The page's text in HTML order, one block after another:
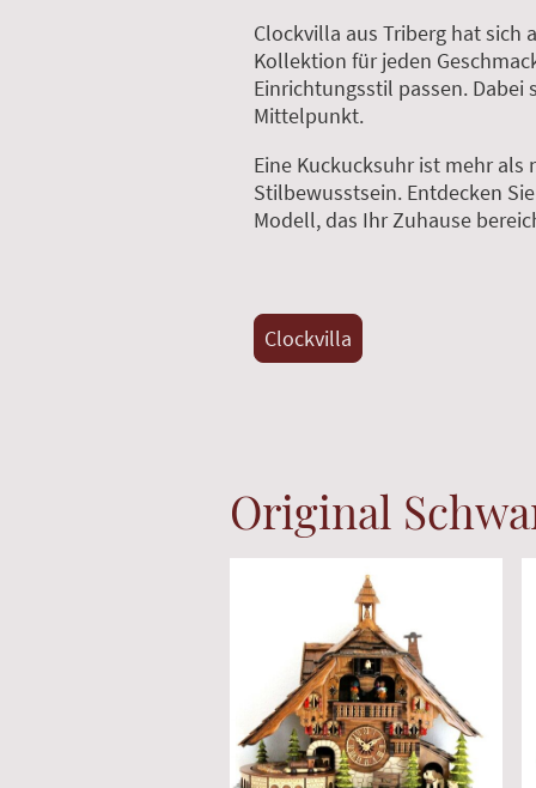
Clockvilla aus Triberg hat
Kollektion für jeden
Einrichtungsstil passen.
Mittelpunkt.
Eine Kuckucksuhr ist mehr
Stilbewusstsein. Entdecken
Modell, das Ihr Zuhause
Clockvilla
Original